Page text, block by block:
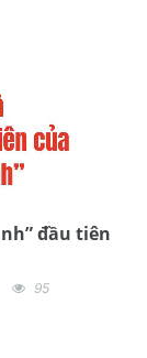
đầu tiên
95